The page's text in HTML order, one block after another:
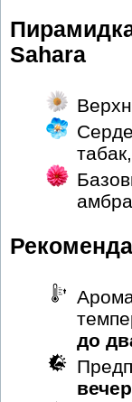
Sahara
до
вечер